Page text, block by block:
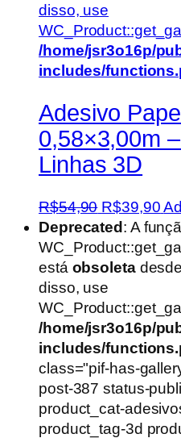
disso, use
/home/jsr3o16p/
includes/
Adesivo
0,58×3,00m
Linhas 3D
R$54,90 O
preço
original
era:
R$54,90.
R$39,90O
é:
Deprecated: A
está obsoleta
disso, use
/home/jsr3o16p/
includes/
class="pif-has-
post-387 status-
product_cat-
product_tag-3d